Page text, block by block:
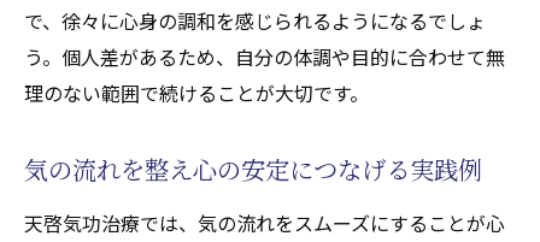
法
天啓気功治療とセルフケアの組み合わせ効
で、徐々に心身の調和を感じられるようになるでしょ
う。個人差があるため、自分の体調や目的に合わせて無
理のない範囲で続けることが大切です。
気の流れを整え心の安定につなげる実践例
天啓気功治療では、気の流れをスムーズにすることが心